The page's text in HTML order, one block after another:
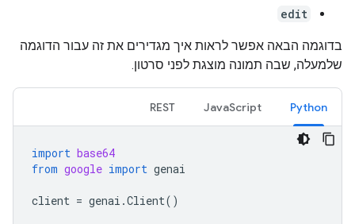
edit
בדוגמה הבאה אפשר לראות איך מגדירים את זה עבור הדוגמה
שלמעלה, שבה תמונה מוצגת לפני סרטון.
Python
JavaScript
REST
import base64
from google import genai
client = genai .Client()